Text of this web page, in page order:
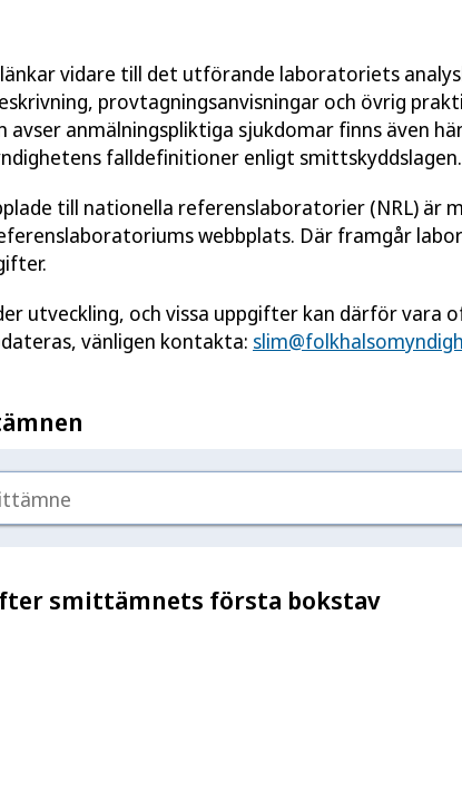
länkar vidare till det utförande laboratoriets
provtagningsanvisningar och övrig
avser anmälningspliktiga sjukdomar finns även
falldefinitioner enligt smittskyddslagen.
till nationella referenslaboratorier (NRL) är
webbplats. Där framgår
utveckling, och vissa uppgifter kan därför vara
vänligen kontakta:
smittämnets första bokstav